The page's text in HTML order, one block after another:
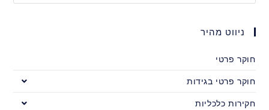
ניווט מהיר
חוקר פרטי
חוקר פרטי בגידות
חקירות כלכליות